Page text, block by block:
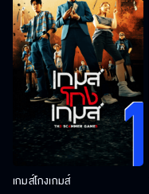
เกมส์โกงเกมส์